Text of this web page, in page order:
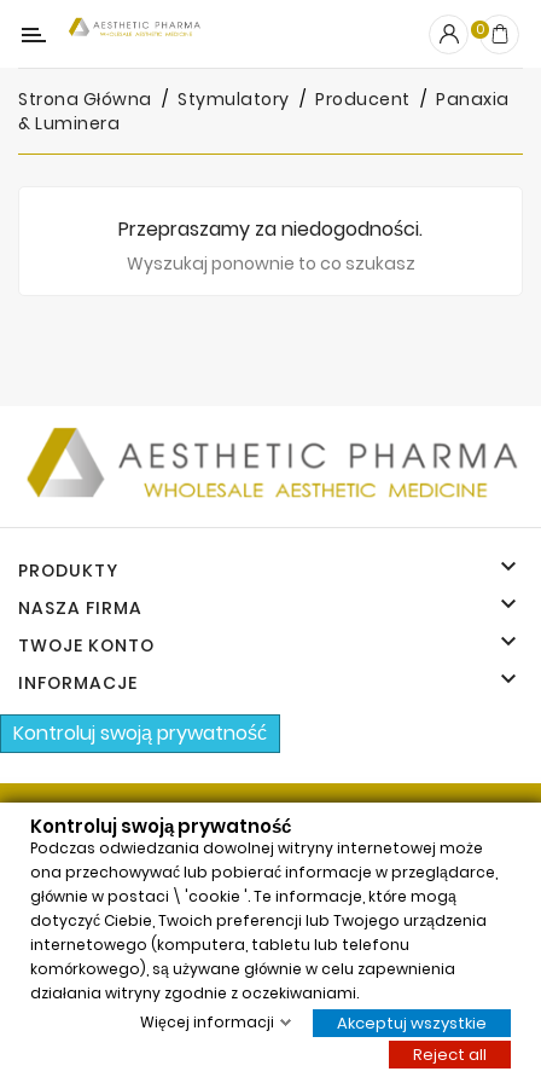
Kategoria
OUTLET
Wypełniacze
Artykuły
Jednorazowe
0
Strona Główna Stymulatory Producent
Panaxia
& Luminera
Przepraszamy za niedogodności.
Wyszukaj ponownie to co szukasz
PRODUKTY 
NASZA FIRMA 
TWOJE KONTO 
INFORMACJE 
Kontroluj swoją prywatność
© 2026 - Aesthetic Pharma Sp. z o.o.
x
Neauvia Organic Hydro Deluxe (2x2,5ml)
$62,54Price
Kontroluj swoją prywatność
Podczas odwiedzania dowolnej witryny internetowej może
ona przechowywać lub pobierać informacje w przeglądarce,
głównie w postaci \ 'cookie '. Te informacje, które mogą
dotyczyć Ciebie, Twoich preferencji lub Twojego urządzenia
internetowego (komputera, tabletu lub telefonu
komórkowego), są używane głównie w celu zapewnienia
działania witryny zgodnie z oczekiwaniami.
Więcej informacji
Akceptuj wszystkie
Reject all